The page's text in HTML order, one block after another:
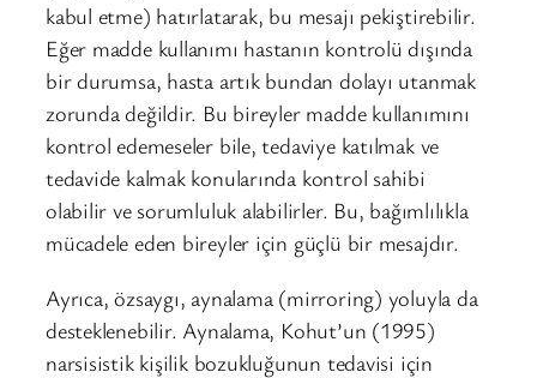
kabul etme) hatırlatarak, bu mesajı pekiştirebilir.
Eğer madde kullanımı hastanın kontrolü dışında
bir durumsa, hasta artık bundan dolayı utanmak
zorunda değildir. Bu bireyler madde kullanımını
kontrol edemeseler bile, tedaviye katılmak ve
tedavide kalmak konularında kontrol sahibi
olabilir ve sorumluluk alabilirler. Bu, bağımlılıkla
mücadele eden bireyler için güçlü bir mesajdır.
Ayrıca, özsaygı, aynalama (mirroring) yoluyla da
desteklenebilir. Aynalama, Kohut’un (1995)
narsisistik kişilik bozukluğunun tedavisi için